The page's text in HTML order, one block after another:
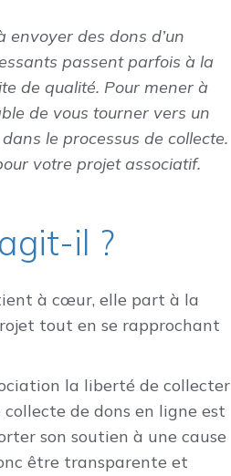
des dons d’un
passent parfois à la
de qualité. Pour mener à
de vous tourner vers un
le processus de collecte.
votre projet associatif.
il ?
à cœur, elle part à la
tout en se rapprochant
la liberté de collecter
de dons en ligne est
son soutien à une cause
être transparente et